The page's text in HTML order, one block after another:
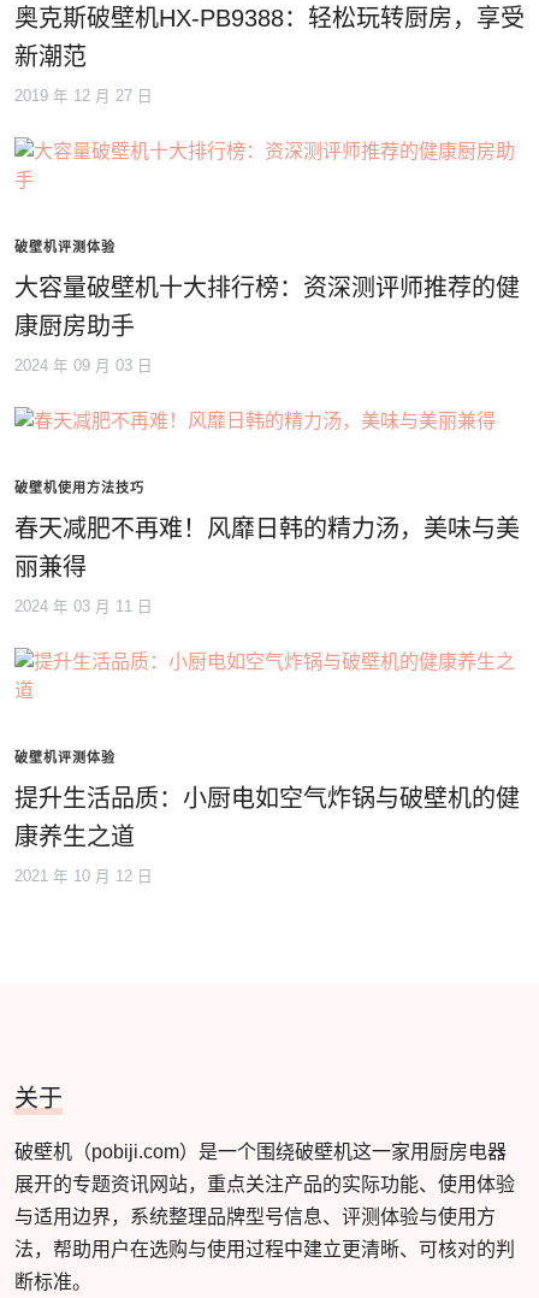
奥克斯破壁机HX-PB9388：轻松玩转厨房，享受
新潮范
2019 年 12 月 27 日
破壁机评测体验
大容量破壁机十大排行榜：资深测评师推荐的健
康厨房助手
2024 年 09 月 03 日
破壁机使用方法技巧
春天减肥不再难！风靡日韩的精力汤，美味与美
丽兼得
2024 年 03 月 11 日
破壁机评测体验
提升生活品质：小厨电如空气炸锅与破壁机的健
康养生之道
2021 年 10 月 12 日
关于
破壁机（pobiji.com）是一个围绕破壁机这一家用厨房电器
展开的专题资讯网站，重点关注产品的实际功能、使用体验
与适用边界，系统整理品牌型号信息、评测体验与使用方
法，帮助用户在选购与使用过程中建立更清晰、可核对的判
断标准。